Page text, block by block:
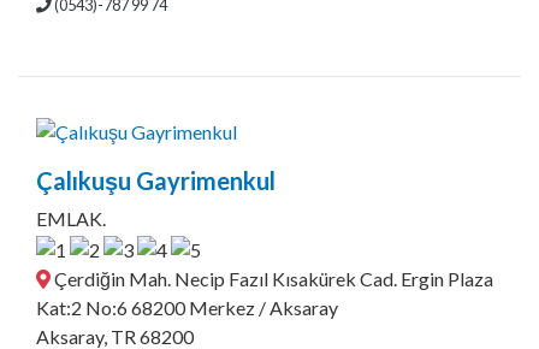
(0543)-787 99 74
Çalıkuşu Gayrimenkul
EMLAK.
Çerdiğin Mah. Necip Fazıl Kısakürek Cad. Ergin Plaza
Kat:2 No:6 68200 Merkez / Aksaray
Aksaray, TR 68200